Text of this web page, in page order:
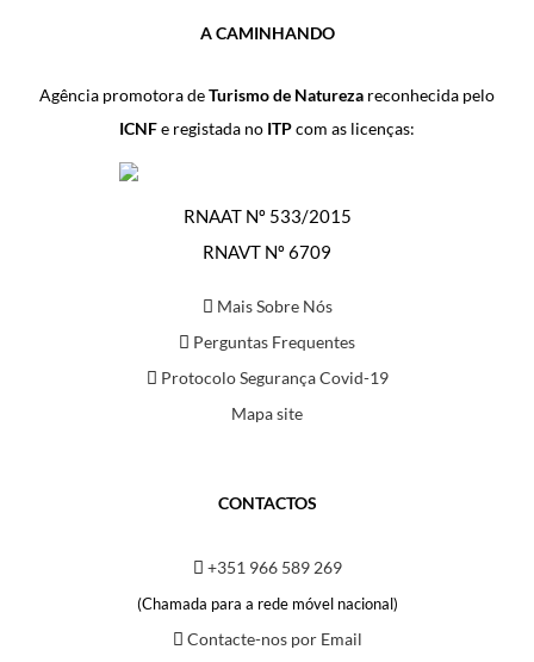
A CAMINHANDO
Agência promotora deTurismo de Natureza reconhecida pelo
ICNFe registada no ITPcom as licenças:
RNAAT Nº 533/2015
RNAVT Nº 6709
Mais Sobre Nós
Perguntas Frequentes
Protocolo Segurança Covid-19
Mapa site
CONTACTOS
+351 966 589 269
(Chamada para a rede móvel nacional)
Contacte-nos por Email